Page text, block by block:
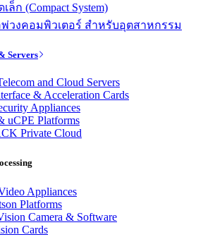
ล็ก (Compact System)
วงคอมพิวเตอร์ สำหรับอุตสาหกรรม
Servers
and Cloud Servers
& Acceleration Cards
Appliances
uCPE Platforms
Private Cloud
Appliances
Platforms
Camera & Software
Cards